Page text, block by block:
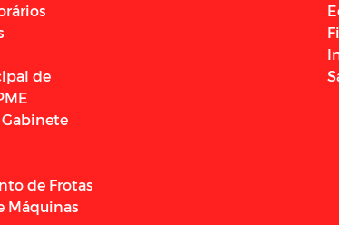
de
de Frotas
Máquinas